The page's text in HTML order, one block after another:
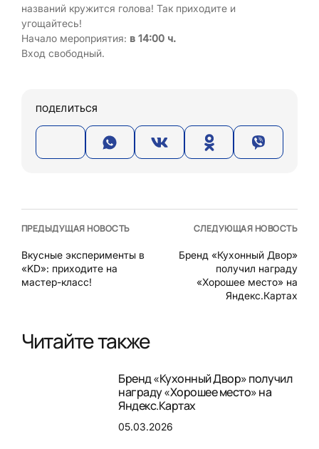
названий кружится голова! Так приходите и
угощайтесь!
Начало мероприятия: в 14:00 ч.
Вход свободный.
ПОДЕЛИТЬСЯ
ПРЕДЫДУЩАЯ НОВОСТЬ
Вкусные эксперименты в
«KD»: приходите на
мастер-класс!
СЛЕДУЮЩАЯ НОВОСТЬ
Бренд «Кухонный Двор»
получил награду
«Хорошее место» на
Яндекс.Картах
Читайте также
Бренд «Кухонный Двор» получил
награду «Хорошее место» на
Яндекс.Картах
05.03.2026